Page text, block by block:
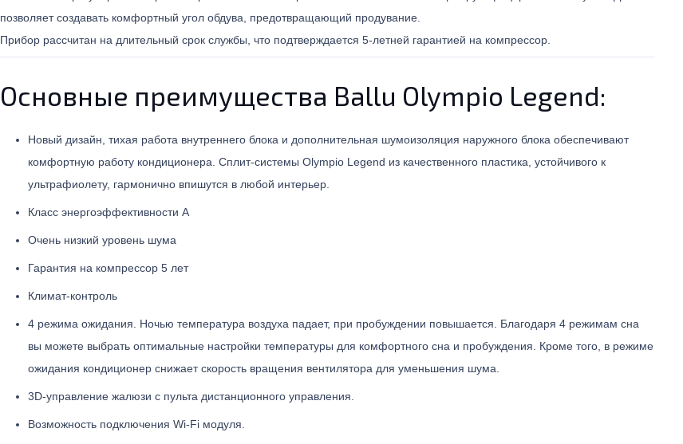
позволяет создавать комфортный угол обдува, предотвращающий продувание.
Прибор рассчитан на длительный срок службы, что подтверждается 5-летней гарантией на компрессор.
Основные преимущества Ballu Olympio Legend:
Новый дизайн, тихая работа внутреннего блока и дополнительная шумоизоляция наружного блока обеспечивают
комфортную работу кондиционера. Сплит-системы Olympio Legend из качественного пластика, устойчивого к
ультрафиолету, гармонично впишутся в любой интерьер.
Класс энергоэффективности А
Очень низкий уровень шума
Гарантия на компрессор 5 лет
Климат-контроль
4 режима ожидания. Ночью температура воздуха падает, при пробуждении повышается. Благодаря 4 режимам сна
вы можете выбрать оптимальные настройки температуры для комфортного сна и пробуждения. Кроме того, в режиме
ожидания кондиционер снижает скорость вращения вентилятора для уменьшения шума.
3D-управление жалюзи с пульта дистанционного управления.
Возможность подключения Wi-Fi модуля.